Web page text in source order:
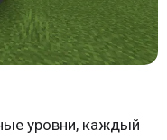
уровни, каждый